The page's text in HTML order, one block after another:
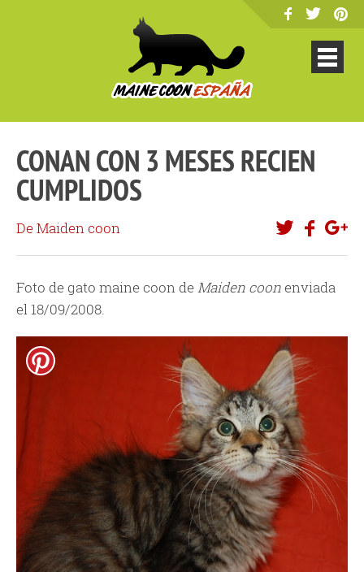
CONAN CON 3 MESES RECIEN
CUMPLIDOS
De Maiden coon
Foto de gato maine coon deMaiden coonenviada
el 18/09/2008.